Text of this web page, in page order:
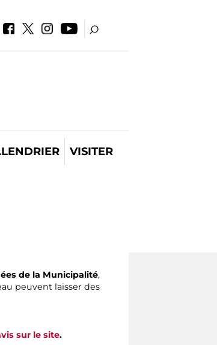
VISITER
de la Municipalité,
peuvent laisser des
sur le site.